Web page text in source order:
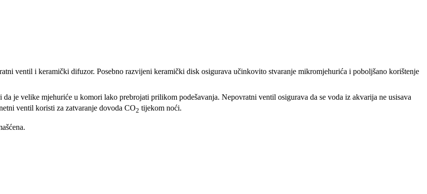
ventil i keramički difuzor. Posebno razvijeni keramički disk osigurava učinkovito stvaranje mikromjehurića i poboljšano korištenje
da je velike mjehuriće u komori lako prebrojati prilikom podešavanja. Nepovratni ventil osigurava da se voda iz akvarija ne usisava
ventil koristi za zatvaranje dovoda CO2 tijekom noći.